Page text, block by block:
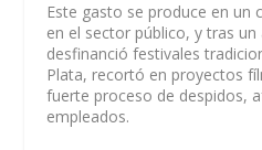
Este gasto se produce en un
en el sector público, y tras
desfinanció festivales
Plata, recortó en proyectos
fuerte proceso de despidos,
empleados.